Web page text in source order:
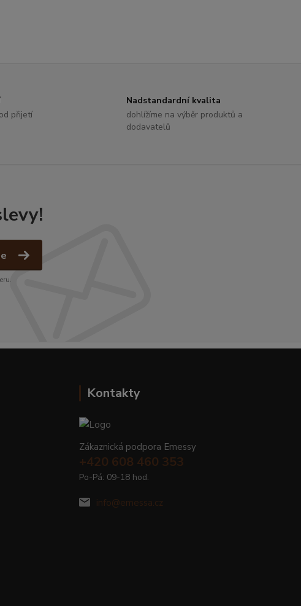
přijetí
Nadstandardní kvalita
dohlížíme na výběr produktů a
dodavatelů
Kontakty
Zákaznická podpora Emessy
+420 608 460 353
Po-Pá: 09-18 hod.
info@emessa.cz